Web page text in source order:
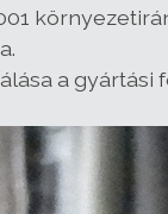
a gyártási